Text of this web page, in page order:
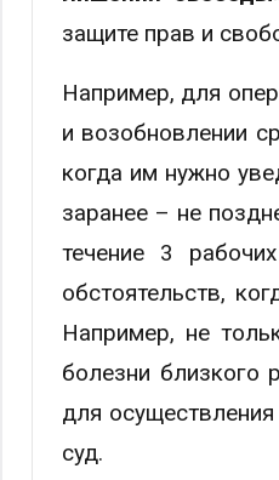
защите прав и
Например, для
и возобновлении
когда им нужно
заранее – не
течение 3
обстоятельств,
Например, не
болезни близкого
для
суд.